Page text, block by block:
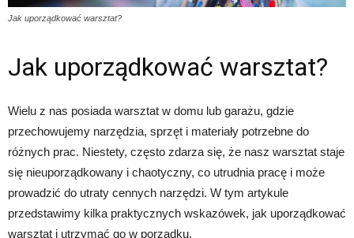
Jak uporządkować warsztat?
Jak uporządkować warsztat?
Wielu z nas posiada warsztat w domu lub garażu, gdzie
przechowujemy narzędzia, sprzęt i materiały potrzebne do
różnych prac. Niestety, często zdarza się, że nasz warsztat staje
się nieuporządkowany i chaotyczny, co utrudnia pracę i może
prowadzić do utraty cennych narzędzi. W tym artykule
przedstawimy kilka praktycznych wskazówek, jak uporządkować
warsztat i utrzymać go w porządku.